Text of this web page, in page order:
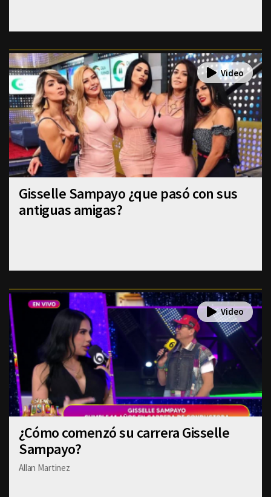
Gisselle Sampayo ¿que pasó con sus
antiguas amigas?
¿Cómo comenzó su carrera Gisselle
Sampayo?
Allan Martinez